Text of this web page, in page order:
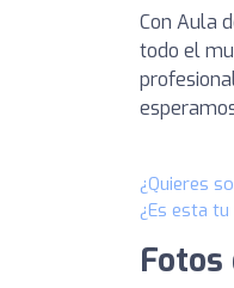
Con Aula
todo el
¿Quieres
¿Es esta
Fotos